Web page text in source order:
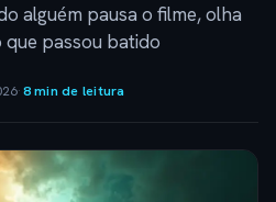
alguém pausa o filme, olha
passou batido
·8 min de leitura